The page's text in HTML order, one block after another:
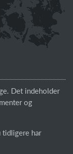
Det indeholder
og
har